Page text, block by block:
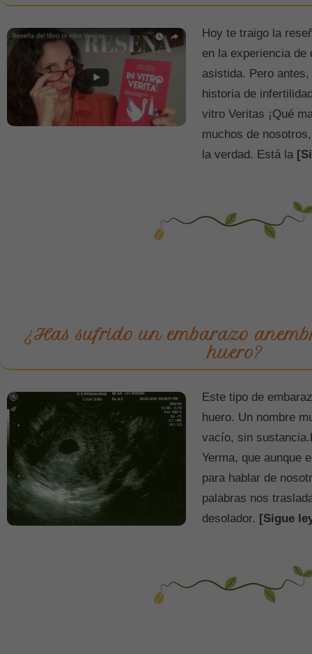
Hoy te traigo la
en la experiencia de
asistida. Pero
historia de
vitro Veritas ¡Qué
muchos de
la verdad. Está la
¿Has sufrido un embarazo
huero?
Este tipo de
huero. Un nombre
vacío, sin
Yerma, que aunque
para hablar de
palabras nos
desolador. [Sigue